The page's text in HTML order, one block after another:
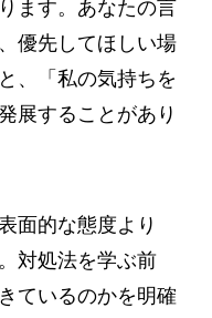
ます。あなたの言
優先してほしい場
、「私の気持ちを
展することがあり
面的な態度より
対処法を学ぶ前
ているのかを明確